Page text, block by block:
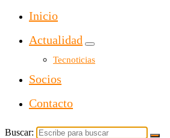
Yacal micro hosting
Inicio
Actualidad
Tecnoticias
Socios
Contacto
Buscar: